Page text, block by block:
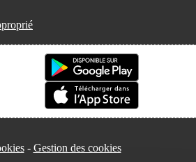
Gestion des cookies